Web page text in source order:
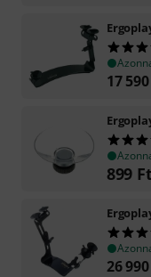
17 590
899 Ft
26 990